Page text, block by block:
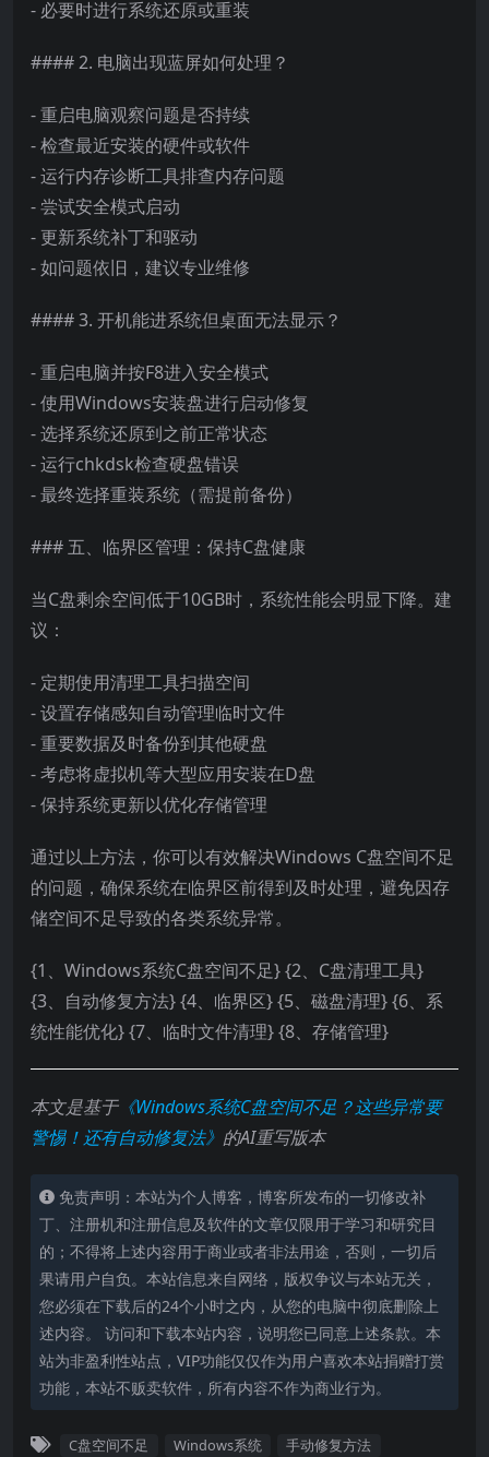
- 必要时进行系统还原或重装
#### 2. 电脑出现蓝屏如何处理？
- 重启电脑观察问题是否持续
- 检查最近安装的硬件或软件
- 运行内存诊断工具排查内存问题
- 尝试安全模式启动
- 更新系统补丁和驱动
- 如问题依旧，建议专业维修
#### 3. 开机能进系统但桌面无法显示？
- 重启电脑并按F8进入安全模式
- 使用Windows安装盘进行启动修复
- 选择系统还原到之前正常状态
- 运行chkdsk检查硬盘错误
- 最终选择重装系统（需提前备份）
### 五、临界区管理：保持C盘健康
当C盘剩余空间低于10GB时，系统性能会明显下降。建
议：
- 定期使用清理工具扫描空间
- 设置存储感知自动管理临时文件
- 重要数据及时备份到其他硬盘
- 考虑将虚拟机等大型应用安装在D盘
- 保持系统更新以优化存储管理
通过以上方法，你可以有效解决Windows C盘空间不足
的问题，确保系统在临界区前得到及时处理，避免因存
储空间不足导致的各类系统异常。
{1、Windows系统C盘空间不足} {2、C盘清理工具}
{3、自动修复方法} {4、临界区} {5、磁盘清理} {6、系
统性能优化} {7、临时文件清理} {8、存储管理}
本文是基于《Windows系统C盘空间不足？这些异常要
警惕！还有自动修复法》 的AI重写版本
免责声明：本站为个人博客，博客所发布的一切修改补
丁、注册机和注册信息及软件的文章仅限用于学习和研究目
的；不得将上述内容用于商业或者非法用途，否则，一切后
果请用户自负。本站信息来自网络，版权争议与本站无关，
您必须在下载后的24个小时之内，从您的电脑中彻底删除上
述内容。 访问和下载本站内容，说明您已同意上述条款。本
站为非盈利性站点，VIP功能仅仅作为用户喜欢本站捐赠打赏
功能，本站不贩卖软件，所有内容不作为商业行为。
C盘空间不足 Windows系统
手动修复方法